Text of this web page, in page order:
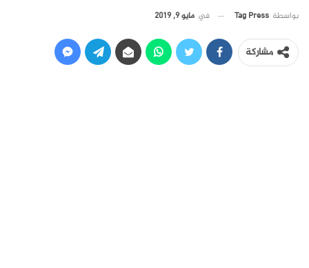
بواسطة Tag Press في مايو 9, 2019
مشاركة